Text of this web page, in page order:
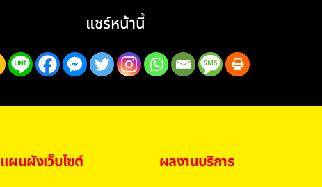
แชร์หน้านี้
แผนผังเว็บไซต์ ผลงานบริการ